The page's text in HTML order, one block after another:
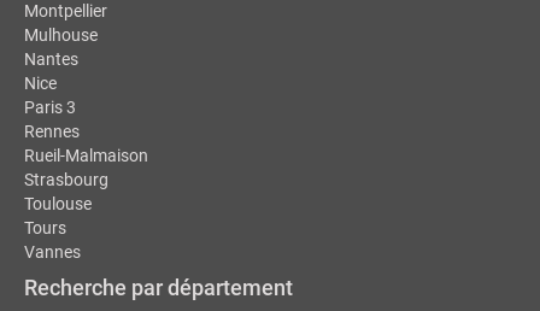
Montpellier
Mulhouse
Nantes
Nice
Paris 3
Rennes
Rueil-Malmaison
Strasbourg
Toulouse
Tours
Vannes
Recherche par département